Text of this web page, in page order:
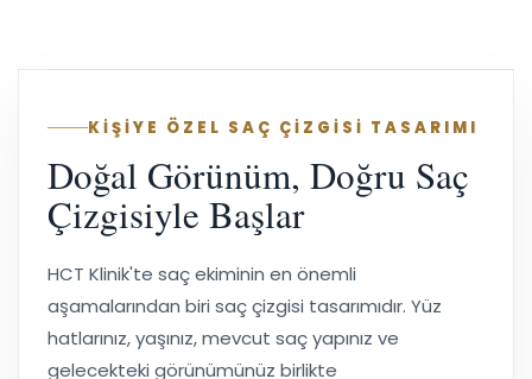
KİŞİYE ÖZEL SAÇ ÇİZGİSİ TASARIMI
Doğal Görünüm, Doğru Saç
Çizgisiyle Başlar
HCT Klinik'te saç ekiminin en önemli
aşamalarından biri saç çizgisi tasarımıdır. Yüz
hatlarınız, yaşınız, mevcut saç yapınız ve
gelecekteki görünümünüz birlikte